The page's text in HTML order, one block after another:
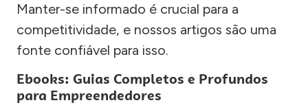
Manter-se informado é crucial para a
competitividade, e nossos artigos são uma
fonte confiável para isso.
Ebooks: Guias Completos e Profundos
para Empreendedores